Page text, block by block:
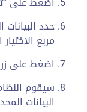
حدد
مربع
اضغط على
البيانات